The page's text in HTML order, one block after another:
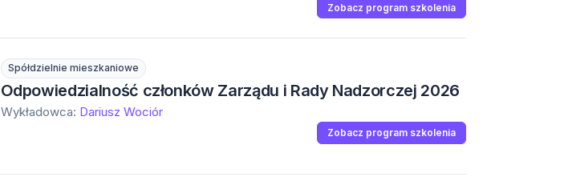
Zobacz program szkolenia
Spółdzielnie mieszkaniowe
Odpowiedzialność członków Zarządu i Rady Nadzorczej 2026
Wykładowca: Dariusz Wociór
Zobacz program szkolenia